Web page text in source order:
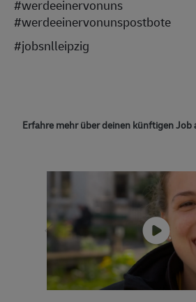
#werdeeinervonuns
#werdeeinervonunspostbote
#jobsnlleipzig
Erfahre mehr über deinen künftigen Job